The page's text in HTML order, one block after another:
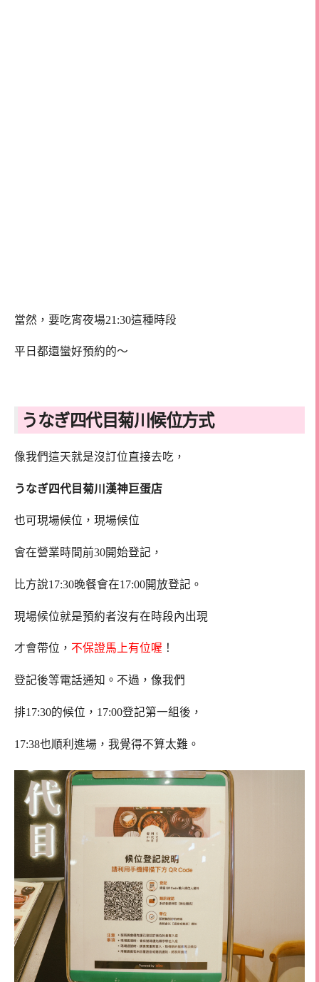
當然，要吃宵夜場21:30這種時段
平日都還蠻好預約的～
うなぎ四代目菊川候位方式
像我們這天就是沒訂位直接去吃，
うなぎ四代目菊川漢神巨蛋店
也可現場候位，現場候位
會在營業時間前30開始登記，
比方說17:30晚餐會在17:00開放登記。
現場候位就是預約者沒有在時段內出現
才會帶位， 不保證馬上有位喔 ！
登記後等電話通知。不過，像我們
排17:30的候位，17:00登記第一組後，
17:38也順利進場，我覺得不算太難。